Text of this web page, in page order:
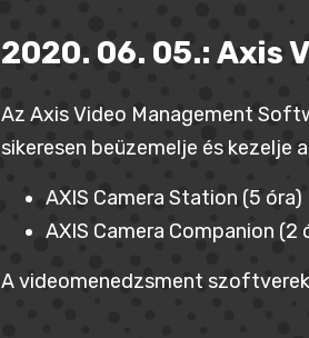
2020. 06. 05.: Axis
Az Axis Video Management
sikeresen beüzemelje és kezelje
AXIS Camera Station (5 óra)
AXIS Camera Companion (2
A videomenedzsment